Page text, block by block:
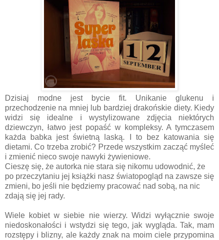
Dzisiaj modne jest bycie fit. Unikanie glukenu i
przechodzenie na mniej lub bardziej drakońskie diety. Kiedy
widzi się idealne i wystylizowane zdjęcia niektórych
dziewczyn, łatwo jest popaść w kompleksy. A tymczasem
każda babka jest świetną laską. I to bez katowania się
dietami. Co trzeba zrobić? Przede wszystkim zacząć myśleć
i zmienić nieco swoje nawyki żywieniowe.
Cieszę się, że autorka nie stara się nikomu udowodnić, że
po przeczytaniu jej książki nasz światopogląd na zawsze się
zmieni, bo jeśli nie będziemy pracować nad sobą, na nic
zdają się jej rady.
Wiele kobiet w siebie nie wierzy. Widzi wyłącznie swoje
niedoskonałości i wstydzi się tego, jak wygląda. Tak, mam
rozstępy i blizny, ale każdy znak na moim ciele przypomina